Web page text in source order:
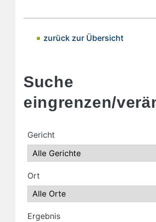
zurück zur Übersicht
Suche
eingrenzen/
Gericht
Ort
Ergebnis